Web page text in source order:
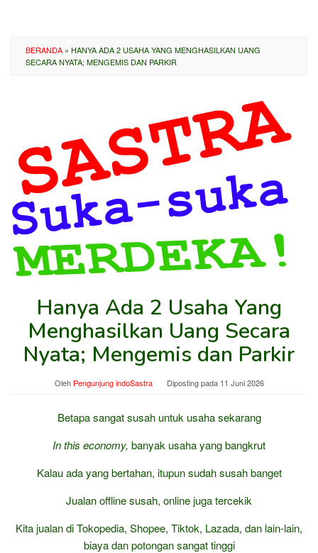
BERANDA » HANYA ADA 2 USAHA YANG MENGHASILKAN UANG
SECARA NYATA; MENGEMIS DAN PARKIR
Hanya Ada 2 Usaha Yang
Menghasilkan Uang Secara
Nyata; Mengemis dan Parkir
Oleh Pengunjung indoSastra Diposting pada 11 Juni 2026
Betapa sangat susah untuk usaha sekarang
In this economy, banyak usaha yang bangkrut
Kalau ada yang bertahan, itupun sudah susah banget
Jualan offline susah, online juga tercekik
Kita jualan di Tokopedia, Shopee, Tiktok, Lazada, dan lain-lain,
biaya dan potongan sangat tinggi